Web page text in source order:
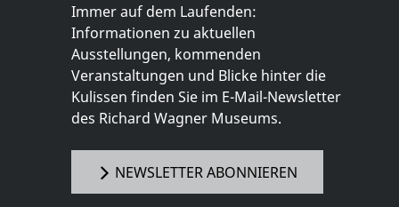
Immer auf dem Laufenden:
Informationen zu aktuellen
Ausstellungen, kommenden
Veranstaltungen und Blicke hinter die
Kulissen finden Sie im E-Mail-Newsletter
des Richard Wagner Museums.
NEWSLETTER ABONNIEREN